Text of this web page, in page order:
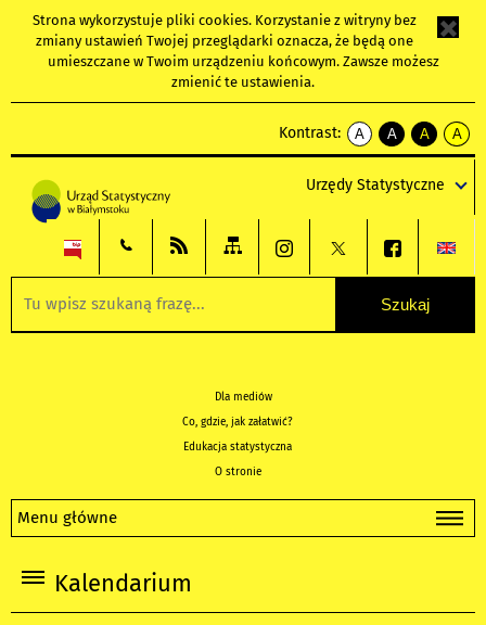
Strona wykorzystuje pliki cookies. Korzystanie z witryny bez
zmiany ustawień Twojej przeglądarki oznacza, że będą one
umieszczane w Twoim urządzeniu końcowym. Zawsze możesz
zmienić te ustawienia.
Kontrast:
A
kontrast
A
kontrast
tekst
czarnym
A
kontrast
tekst
czarnym
A
tekst
żółtym
Urzędy Statystyczne
Dla mediów
Co, gdzie, jak załatwić?
Edukacja statystyczna
O stronie
Menu główne
Kalendarium